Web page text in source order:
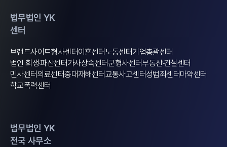
법무법인 YK
센터
브랜드사이트형사센터이혼센터노동센터기업총괄센터
법인 회생·파산센터가사상속센터군형사센터부동산·건설센터
민사센터의료센터중대재해센터교통사고센터성범죄센터마약센터
학교폭력센터
법무법인 YK
전국 사무소